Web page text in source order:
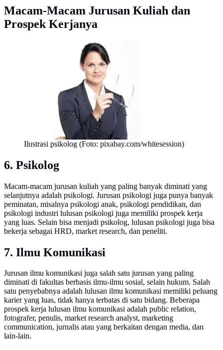
Macam-Macam Jurusan Kuliah dan
Prospek Kerjanya
Ilustrasi psikolog (Foto: pixabay.com/whitesession)
6. Psikolog
Macam-macam jurusan kuliah yang paling banyak diminati yang
selanjutnya adalah psikologi. Jurusan psikologi juga punya banyak
peminatan, misalnya psikologi anak, psikologi pendidikan, dan
psikologi industri lulusan psikologi juga memiliki prospek kerja
yang luas. Selain bisa menjadi psikolog, lulusan psikologi juga bisa
bekerja sebagai HRD, market research, dan peneliti.
7. Ilmu Komunikasi
Jurusan ilmu komunikasi juga salah satu jurusan yang paling
diminati di fakultas berbasis ilmu-ilmu sosial, selain hukum. Salah
satu penyebabnya adalah lulusan ilmu komunikasi memiliki peluang
karier yang luas, tidak hanya terbatas di satu bidang. Beberapa
prospek kerja lulusan ilmu komunikasi adalah public relation,
fotografer, penulis, market research analyst, marketing
communication, jurnalis atau yang berkaitan dengan media, dan
lain-lain.